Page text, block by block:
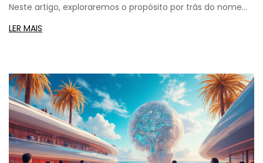
Neste artigo, exploraremos o propósito por trás do nome
'ChatGPT', além de compartilhar dicas práticas sobre
LER MAIS